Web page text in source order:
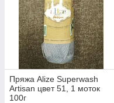
Пряжа Alize Superwash
Artisan цвет 51, 1 моток
100г